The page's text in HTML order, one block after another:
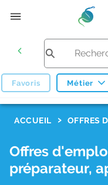
Favoris Métier
ACCUEIL OFFRES
Offres
préparateur,